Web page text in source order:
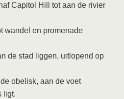
Capitol Hill tot aan de rivier
wandel en promenade
de stad liggen, uitlopend op
obelisk, aan de voet
ligt.